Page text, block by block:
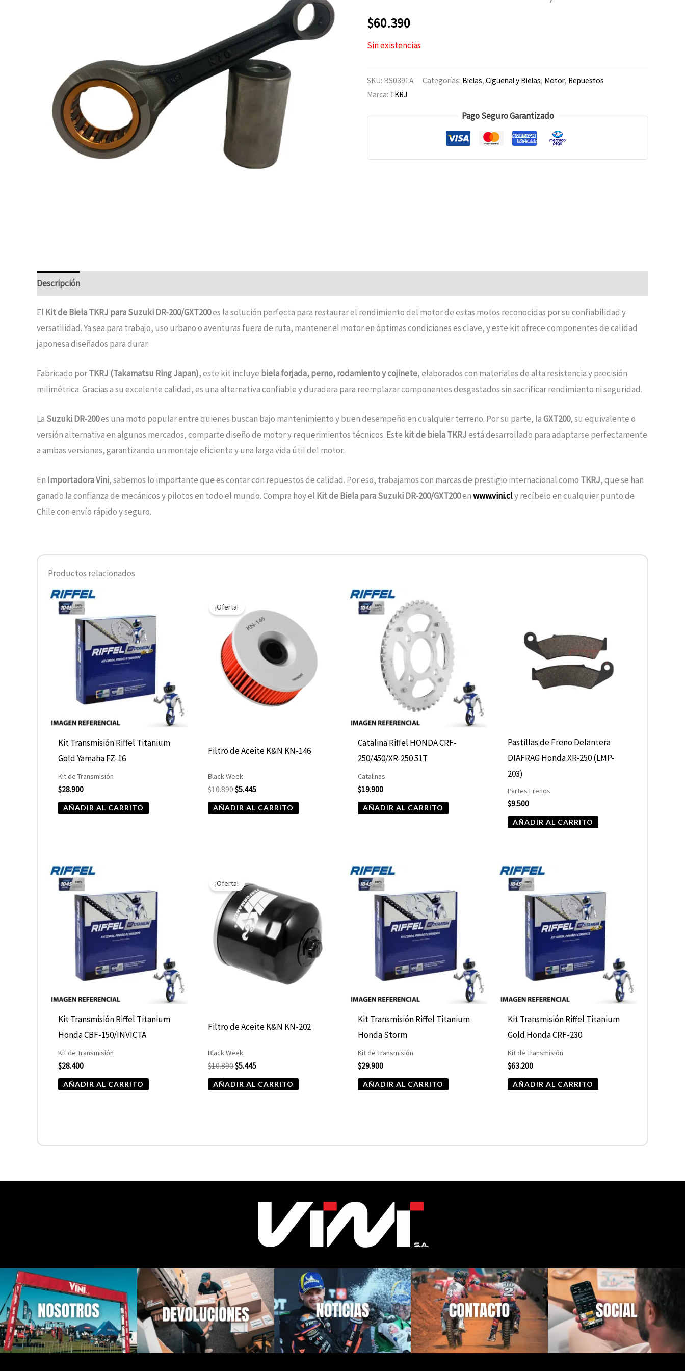
$60.390
Sin existencias
SKU: BS0391A Categorías: Bielas, Cigüeñal y Bielas, Motor, Repuestos
Marca: TKRJ
Pago Seguro Garantizado
Descripción
El Kit de Biela TKRJ para Suzuki DR-200/GXT200es la solución perfecta para restaurar el rendimiento del motor de estas motos reconocidas por su confiabilidad y
versatilidad. Ya sea para trabajo, uso urbano o aventuras fuera de ruta, mantener el motor en óptimas condiciones es clave, y este kit ofrece componentes de calidad
japonesa diseñados para durar.
Fabricado porTKRJ (Takamatsu Ring Japan), este kit incluye biela forjada, perno, rodamiento y cojinete, elaborados con materiales de alta resistencia y precisión
milimétrica. Gracias a su excelente calidad, es una alternativa confiable y duradera para reemplazar componentes desgastados sin sacrificar rendimiento ni seguridad.
La Suzuki DR-200es una moto popular entre quienes buscan bajo mantenimiento y buen desempeño en cualquier terreno. Por su parte, laGXT200, su equivalente o
versión alternativa en algunos mercados, comparte diseño de motor y requerimientos técnicos. Este kit de biela TKRJestá desarrollado para adaptarse perfectamente
a ambas versiones, garantizando un montaje eficiente y una larga vida útil del motor.
En Importadora Vini, sabemos lo importante que es contar con repuestos de calidad. Por eso, trabajamos con marcas de prestigio internacional como TKRJ, que se han
ganado la confianza de mecánicos y pilotos en todo el mundo. Compra hoy el Kit de Biela para Suzuki DR-200/GXT200enwww.vini.cly recíbelo en cualquier punto de
Chile con envío rápido y seguro.
Productos relacionados
Kit Transmisión Riffel Titanium
Gold Yamaha FZ-16
Kit de Transmisión
$28.900
AÑADIR AL CARRITO
¡Oferta!
Filtro de Aceite K&N KN-146
Black Week
$10.890
original
era:
$10.890.
$5.445
actual
es:
$5.445.
AÑADIR AL CARRITO
Catalina Riffel HONDA CRF-
250/450/XR-250 51T
Catalinas
$19.900
AÑADIR AL CARRITO
Pastillas de Freno Delantera
DIAFRAG Honda XR-250 (LMP-
203)
Partes Frenos
$9.500
AÑADIR AL CARRITO
Kit Transmisión Riffel Titanium
Honda CBF-150/INVICTA
Kit de Transmisión
$28.400
AÑADIR AL CARRITO
¡Oferta!
Filtro de Aceite K&N KN-202
Black Week
$10.890
original
era:
$10.890.
$5.445
actual
es:
$5.445.
AÑADIR AL CARRITO
Kit Transmisión Riffel Titanium
Honda Storm
Kit de Transmisión
$29.900
AÑADIR AL CARRITO
Kit Transmisión Riffel Titanium
Gold Honda CRF-230
Kit de Transmisión
$63.200
AÑADIR AL CARRITO